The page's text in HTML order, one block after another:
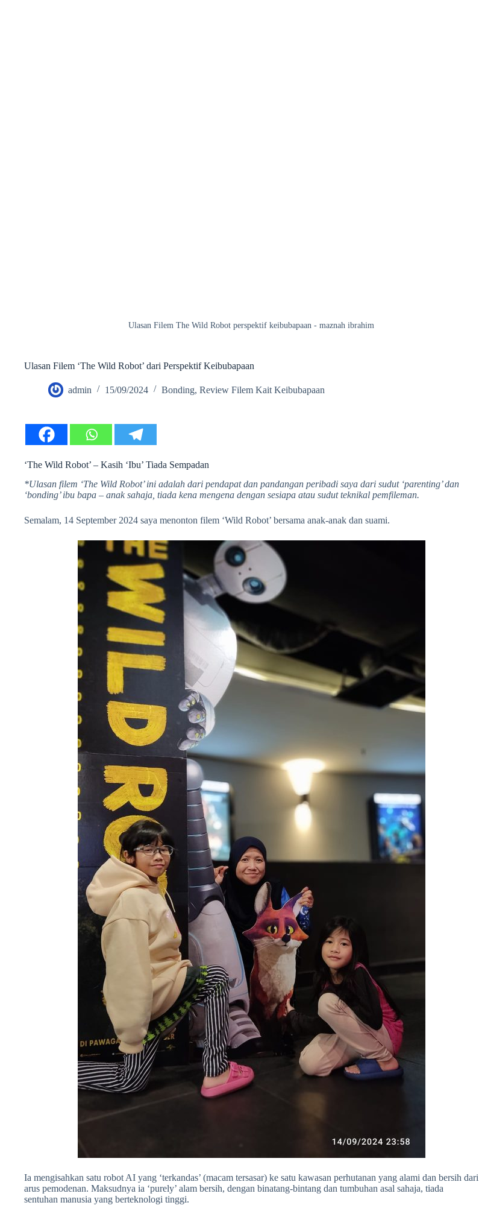
Ulasan Filem The Wild Robot perspektif keibubapaan - maznah ibrahim
Ulasan Filem ‘The Wild Robot’ dari Perspektif Keibubapaan
admin 15/09/2024 Bonding, Review Filem Kait Keibubapaan
‘The Wild Robot’ – Kasih ‘Ibu’ Tiada Sempadan
*Ulasan filem ‘The Wild Robot’ ini adalah dari pendapat dan pandangan peribadi saya dari sudut ‘parenting’ dan
‘bonding’ ibu bapa – anak sahaja, tiada kena mengena dengan sesiapa atau sudut teknikal pemfileman.
Semalam, 14 September 2024 saya menonton filem ‘Wild Robot’ bersama anak-anak dan suami.
Ia mengisahkan satu robot AI yang ‘terkandas’ (macam tersasar) ke satu kawasan perhutanan yang alami dan bersih dari
arus pemodenan. Maksudnya ia ‘purely’ alam bersih, dengan binatang-bintang dan tumbuhan asal sahaja, tiada
sentuhan manusia yang berteknologi tinggi.